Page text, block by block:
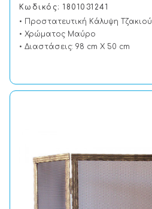
Κωδικός: 1801031241
• Προστατευτική Kάλυψη Tζακιού
• Χρώματος Μαύρο
• Διαστάσεις: 98 cm X 50 cm